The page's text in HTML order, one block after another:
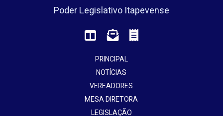
Poder Legislativo Itapevense
PRINCIPAL
NOTÍCIAS
VEREADORES
MESA DIRETORA
LEGISLAÇÃO